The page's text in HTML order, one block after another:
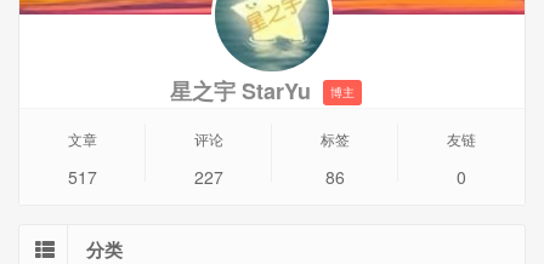
星之宇 StarYu 博主
文章
517
评论
227
标签
86
友链
0
分类